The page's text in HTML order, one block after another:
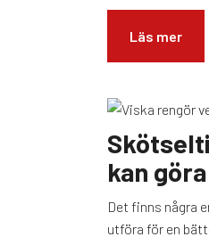
Läs mer
kan göra
Det finns några
utföra för en